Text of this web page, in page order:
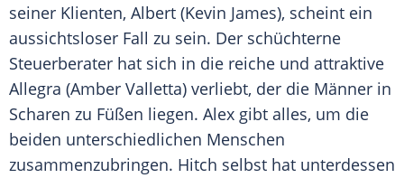
seiner Klienten, Albert (Kevin James), scheint ein
aussichtsloser Fall zu sein. Der schüchterne
Steuerberater hat sich in die reiche und attraktive
Allegra (Amber Valletta) verliebt, der die Männer in
Scharen zu Füßen liegen. Alex gibt alles, um die
beiden unterschiedlichen Menschen
zusammenzubringen. Hitch selbst hat unterdessen